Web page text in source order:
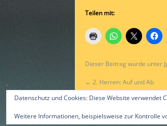
Teilen mit:
Dieser Beitrag wurde unter
← 2. Herren: Auf und Ab
©2015 by Alex Gast & ttc-
Datenschutz und Cookies: Diese Website verwendet
Weitere Informationen, beispielsweise zur Kontrolle